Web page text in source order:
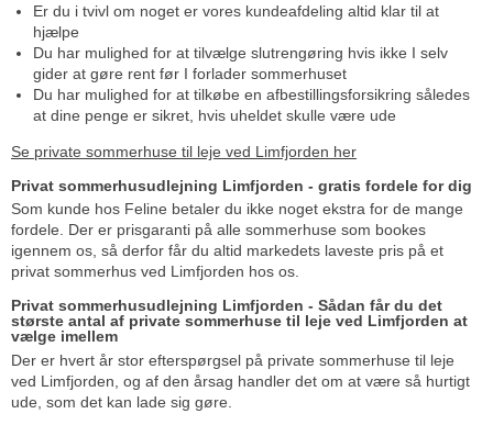
Er du i tvivl om noget er vores kundeafdeling altid klar til at
hjælpe
Du har mulighed for at tilvælge slutrengøring hvis ikke I selv
gider at gøre rent før I forlader sommerhuset
Du har mulighed for at tilkøbe en afbestillingsforsikring således
at dine penge er sikret, hvis uheldet skulle være ude
Se private sommerhuse til leje ved Limfjorden her
Privat sommerhusudlejning Limfjorden - gratis fordele for dig
Som kunde hos Feline betaler du ikke noget ekstra for de mange
fordele. Der er prisgaranti på alle sommerhuse som bookes
igennem os, så derfor får du altid markedets laveste pris på et
privat sommerhus ved Limfjorden hos os.
Privat sommerhusudlejning Limfjorden - Sådan får du det
største antal af private sommerhuse til leje ved Limfjorden at
vælge imellem
Der er hvert år stor efterspørgsel på private sommerhuse til leje
ved Limfjorden, og af den årsag handler det om at være så hurtigt
ude, som det kan lade sig gøre.